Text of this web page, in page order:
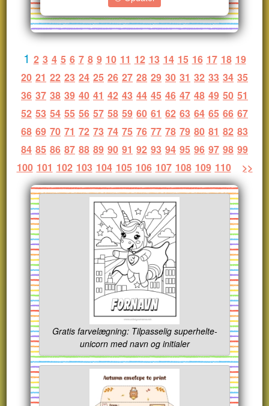
1 2 3 4 5 6 7 8 9 10 11 12 13 14 15 16 17 18 19
20 21 22 23 24 25 26 27 28 29 30 31 32 33 34 35
36 37 38 39 40 41 42 43 44 45 46 47 48 49 50 51
52 53 54 55 56 57 58 59 60 61 62 63 64 65 66 67
68 69 70 71 72 73 74 75 76 77 78 79 80 81 82 83
84 85 86 87 88 89 90 91 92 93 94 95 96 97 98 99
100 101 102 103 104 105 106 107 108 109 110 >>
Gratis farvelægning: Tilpasselig superhelte-
unicorn med navn og initialer